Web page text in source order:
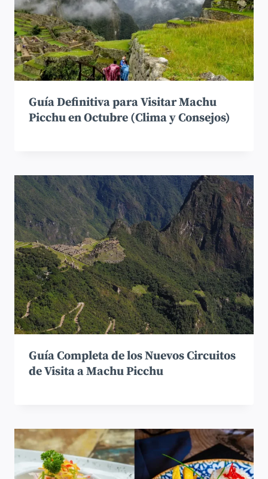
Guía Definitiva para Visitar Machu
Picchu en Octubre (Clima y Consejos)
Guía Completa de los Nuevos Circuitos
de Visita a Machu Picchu